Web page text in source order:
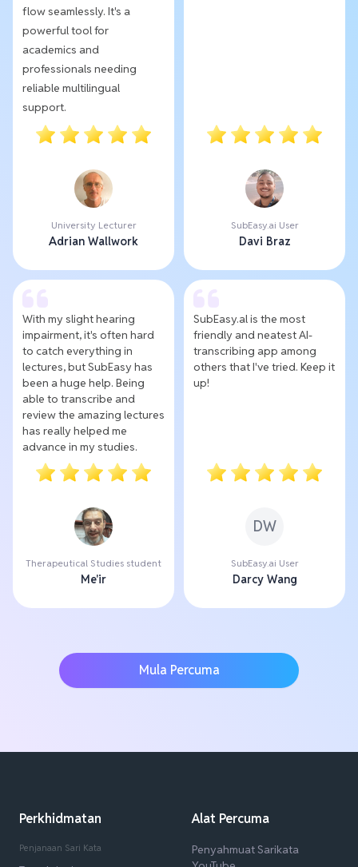
flow seamlessly. It's a
powerful tool for
academics and
professionals needing
reliable multilingual
support.
University Lecturer
Adrian Wallwork
SubEasy.ai User
Davi Braz
With my slight hearing
impairment, it's often hard
to catch everything in
lectures, but SubEasy has
been a huge help. Being
able to transcribe and
review the amazing lectures
has really helped me
advance in my studies.
Therapeutical Studies student
Me'ir
SubEasy.al is the most
friendly and neatest AI-
transcribing app among
others that I've tried. Keep it
up!
DW
SubEasy.ai User
Darcy Wang
Mula Percuma
Perkhidmatan
Penjanaan Sari Kata
Alat Percuma
Penyahmuat Sarikata